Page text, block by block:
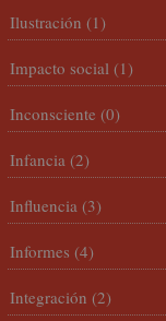
Ilustración (1)
Impacto social (1)
Inconsciente (0)
Infancia (2)
Influencia (3)
Informes (4)
Integración (2)